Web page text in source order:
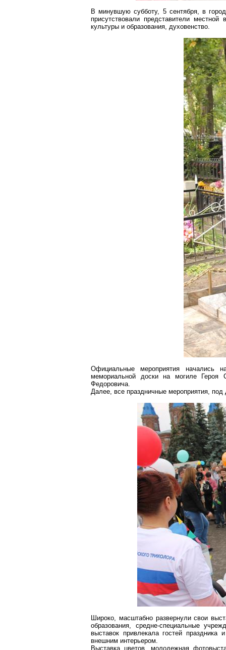
В минувшую субботу, 5 сентября, в
присутствовали представители
культуры и образования, духовенство.
Официальные мероприятия начались
мемориальной доски на могиле Героя
Федоровича.
Далее, все праздничные мероприятия,
Широко, масштабно развернули свои
образования, средне-специальные
выставок привлекала гостей
внешним интерьером.
Выставка цветов, молодежная